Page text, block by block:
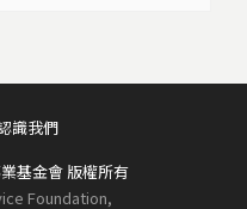
基金會 版權所有
Foundation,
識我們